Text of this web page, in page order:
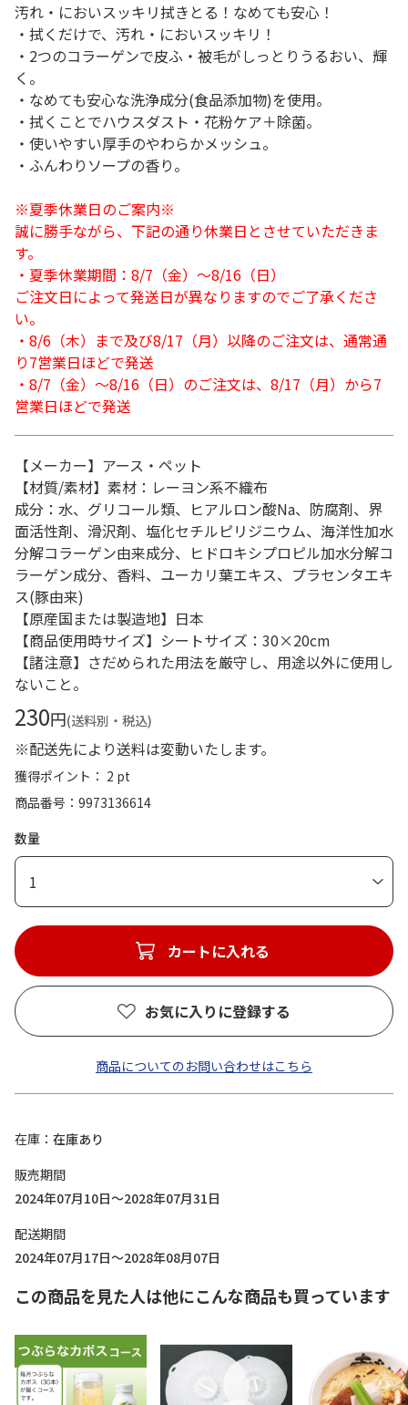
汚れ・においスッキリ拭きとる！なめても安心！
・拭くだけで、汚れ・においスッキリ！
・2つのコラーゲンで皮ふ・被毛がしっとりうるおい、輝
く。
・なめても安心な洗浄成分(食品添加物)を使用。
・拭くことでハウスダスト・花粉ケア＋除菌。
・使いやすい厚手のやわらかメッシュ。
・ふんわりソープの香り。
※夏季休業日のご案内※
誠に勝手ながら、下記の通り休業日とさせていただきま
す。
・夏季休業期間：8/7（金）～8/16（日）
ご注文日によって発送日が異なりますのでご了承くださ
い。
・8/6（木）まで及び8/17（月）以降のご注文は、通常通
り7営業日ほどで発送
・8/7（金）～8/16（日）のご注文は、8/17（月）から7
営業日ほどで発送
【メーカー】アース・ペット
【材質/素材】素材：レーヨン系不織布
成分：水、グリコール類、ヒアルロン酸Na、防腐剤、界
面活性剤、滑沢剤、塩化セチルピリジニウム、海洋性加水
分解コラーゲン由来成分、ヒドロキシプロピル加水分解コ
ラーゲン成分、香料、ユーカリ葉エキス、プラセンタエキ
ス(豚由来)
【原産国または製造地】日本
【商品使用時サイズ】シートサイズ：30×20cm
【諸注意】さだめられた用法を厳守し、用途以外に使用し
ないこと。
230円(送料別・税込)
※配送先により送料は変動いたします。
獲得ポイント： 2 pt
商品番号
9973136614
数量
1
カートに入れる
お気に入りに登録する
商品についてのお問い合わせはこちら
在庫
在庫あり
販売期間
2024年07月10日～2028年07月31日
配送期間
2024年07月17日～2028年08月07日
この商品を見た人は他にこんな商品も買っています